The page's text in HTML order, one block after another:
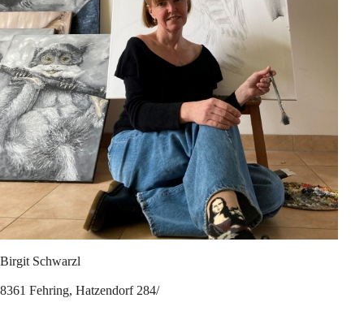
Birgit Schwarzl
8361 Fehring, Hatzendorf 284/